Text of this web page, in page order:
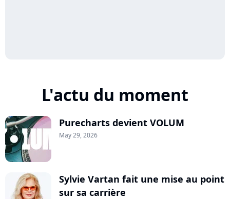
L'actu du moment
Purecharts devient VOLUM
May 29, 2026
Sylvie Vartan fait une mise au point
sur sa carrière